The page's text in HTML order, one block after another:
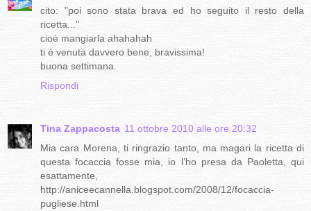
cito: "poi sono stata brava ed ho seguito il resto della
ricetta..."
cioè mangiarla ahahahah
ti è venuta davvero bene, bravissima!
buona settimana.
Rispondi
Tina Zappacosta 11 ottobre 2010 alle ore 20:32
Mia cara Morena, ti ringrazio tanto, ma magari la ricetta di
questa focaccia fosse mia, io l’ho presa da Paoletta, qui
esattamente,
http://aniceecannella.blogspot.com/2008/12/focaccia-
pugliese.html